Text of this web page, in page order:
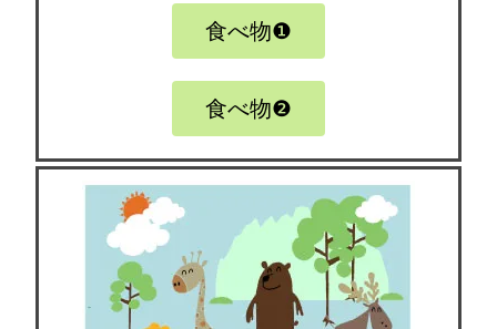
食べ物❶
食べ物❷